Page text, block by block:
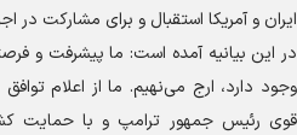
ایران و آمریکا استقبال و برای مشارکت در
در این بیانیه آمده است: ما پیشرفت و
وجود دارد، ارج می‌نهیم. ما از اعلام
قوی رئیس جمهور ترامپ و با حمایت